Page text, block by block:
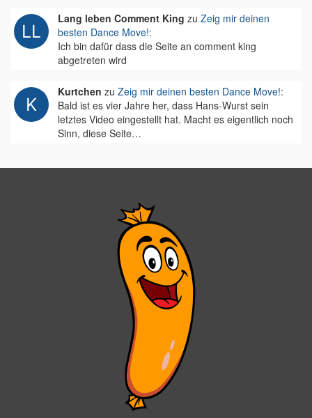
Lang leben Comment King zu Zeig mir deinen
besten Dance Move!:
Ich bin dafür dass die Seite an comment king
abgetreten wird
Kurtchen zu Zeig mir deinen besten Dance Move!:
Bald ist es vier Jahre her, dass Hans-Wurst sein
letztes Video eingestellt hat. Macht es eigentlich noch
Sinn, diese Seite…